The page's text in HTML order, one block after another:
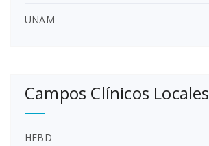
UNAM
Campos Clínicos Locales
HEBD